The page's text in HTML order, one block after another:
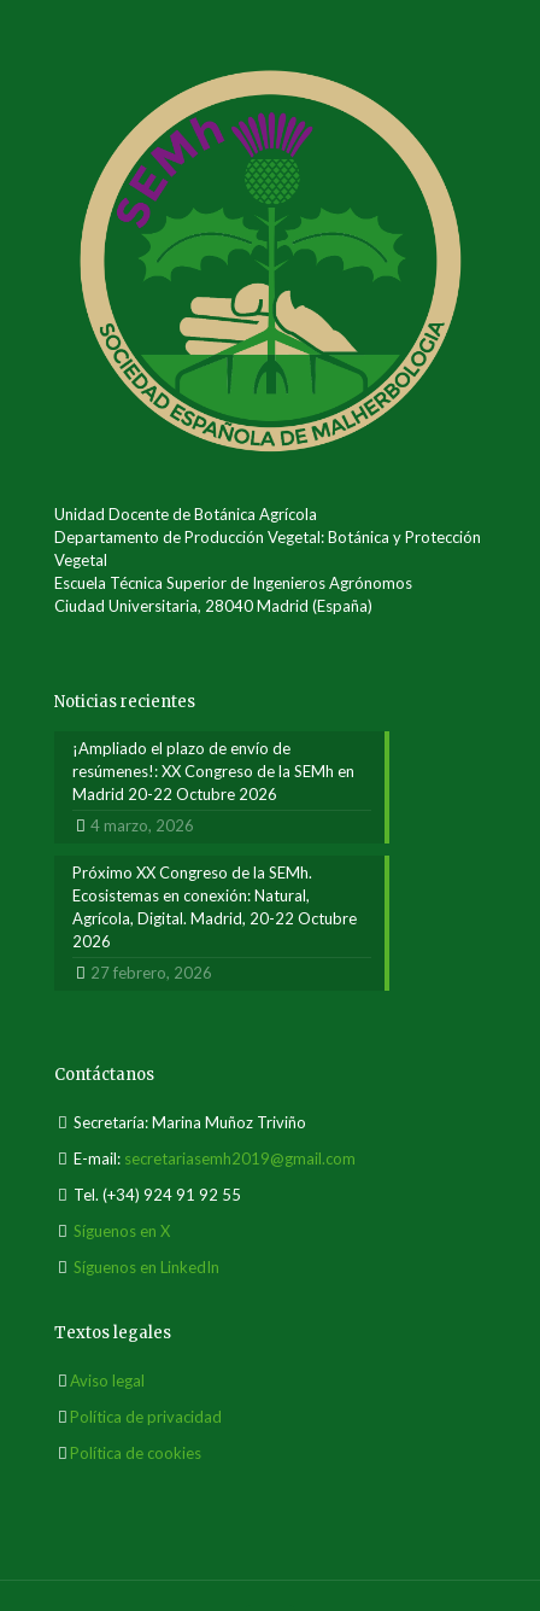
Unidad Docente de Botánica Agrícola
Departamento de Producción Vegetal: Botánica y Protección
Vegetal
Escuela Técnica Superior de Ingenieros Agrónomos
Ciudad Universitaria, 28040 Madrid (España)
Noticias recientes
¡Ampliado el plazo de envío de
resúmenes!: XX Congreso de la SEMh en
Madrid 20-22 Octubre 2026
4 marzo, 2026
Próximo XX Congreso de la SEMh.
Ecosistemas en conexión: Natural,
Agrícola, Digital. Madrid, 20-22 Octubre
2026
27 febrero, 2026
Contáctanos
Secretaría: Marina Muñoz Triviño
E-mail: secretariasemh2019@gmail.com
Tel. (+34) 924 91 92 55
Síguenos en X
Síguenos en LinkedIn
Textos legales
Aviso legal
Política de privacidad
Política de cookies